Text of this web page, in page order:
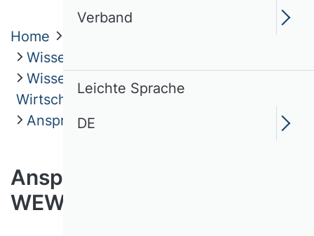
Home
Wissenschaftliche Kommissionen
Wissenschaftstheorie und Ethik in der
Wirtschaftswissenschaft
Ansprechpersonen
Ansprechpersonen der WK
WEW
Verband
Leichte Sprache
DE